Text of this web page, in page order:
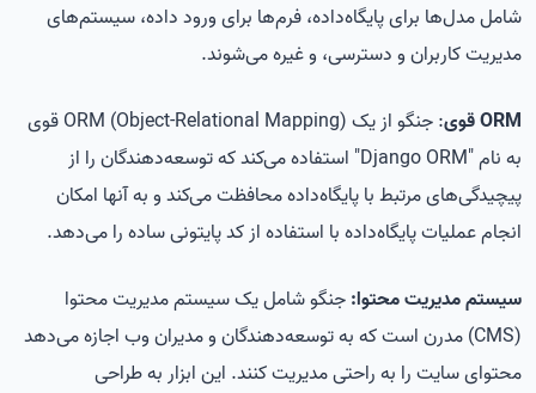
شامل مدل‌ها برای پایگاه‌داده، فرم‌ها برای ورود داده، سیستم‌های
مدیریت کاربران و دسترسی، و غیره می‌شوند.
ORM قوی
: جنگو از یک ORM (Object-Relational Mapping) قوی
به نام "Django ORM" استفاده می‌کند که توسعه‌دهندگان را از
پیچیدگی‌های مرتبط با پایگاه‌داده محافظت می‌کند و به آنها امکان
انجام عملیات پایگاه‌داده با استفاده از کد پایتونی ساده را می‌دهد.
سیستم مدیریت محتوا:جنگو شامل یک سیستم مدیریت محتوا
(CMS) مدرن است که به توسعه‌دهندگان و مدیران وب اجازه می‌دهد
محتوای سایت را به راحتی مدیریت کنند. این ابزار به طراحی